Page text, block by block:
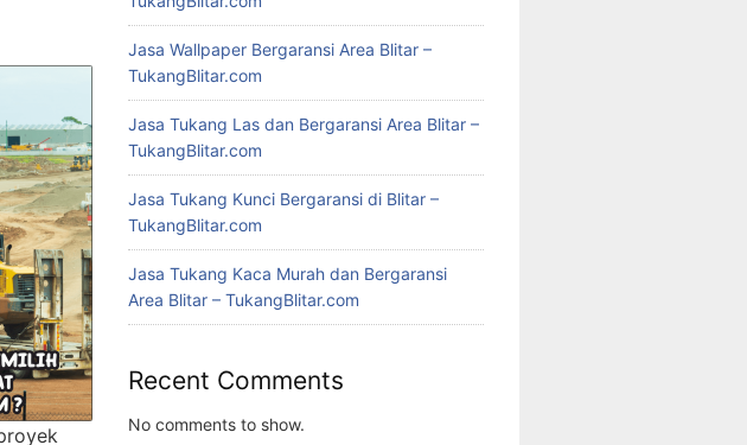
Jasa Wallpaper Bergaransi Area Blitar –
TukangBlitar.com
Jasa Tukang Las dan Bergaransi Area Blitar –
TukangBlitar.com
Jasa Tukang Kunci Bergaransi di Blitar –
TukangBlitar.com
Jasa Tukang Kaca Murah dan Bergaransi
Area Blitar – TukangBlitar.com
Recent Comments
No comments to show.